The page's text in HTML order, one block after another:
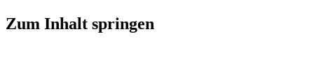
Zum Inhalt springen